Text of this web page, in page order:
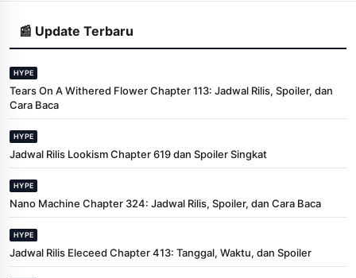
📰 Update Terbaru
HYPE
Tears On A Withered Flower Chapter 113: Jadwal Rilis, Spoiler, dan
Cara Baca
HYPE
Jadwal Rilis Lookism Chapter 619 dan Spoiler Singkat
HYPE
Nano Machine Chapter 324: Jadwal Rilis, Spoiler, dan Cara Baca
HYPE
Jadwal Rilis Eleceed Chapter 413: Tanggal, Waktu, dan Spoiler